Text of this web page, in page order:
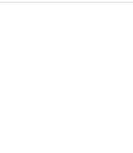
τη μετάβαση σε
ενέργειας
στην
της